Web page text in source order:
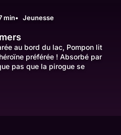
min Jeunesse
au bord du lac, Pompon lit
préférée ! Absorbé par
pas que la pirogue se